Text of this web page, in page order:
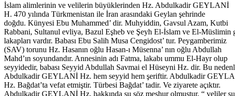
İslam alimlerinin ve velilerin büyüklerinden Hz. Abdulkadir GEYLANİ
H. 470 yılında Türkmenistan ile İran arasındaki Geylan şehrinde
doğdu. Künyesi Ebu Muhammed’ dir. Muhyiddin, Gavsul Azam, Kutbi
Rabbani, Sultanul evliya, Bazul Eşheb ve Şeyh El-İslam ve El-Müslimin
lakapları vardır. Babası Ebu Salih Musa Cengidost’ tur. Peygamberimiz
(SAV) torunu Hz. Hasanın oğlu Hasan-ı Müsenna’ nın oğlu Abdullah
Mahd’ın soyundandır. Annesinin adı Fatma, lakabı ummu El-Hayr olup
seyyidedir, babası Seyyid Abdullah Savmai el Hüseyni Hz. dir. Bu
Abdulkadir GEYLANİ Hz. hem seyyid hem şeriftir. Abdulkadir
Hz. Bağdat’ta vefat etmiştir. Türbesi Bağdat’ tadir. Ve ziyarete açıktır.
Abdulkadir GEYLANİ Hz. hakkında şu söz meşhur olmuştur. “ veliler